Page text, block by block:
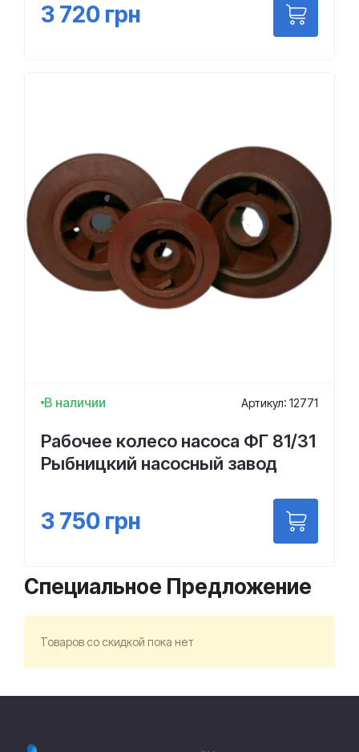
3 720 грн
В наличии Артикул: 12771
Рабочее колесо насоса ФГ 81/31
Рыбницкий насосный завод
3 750 грн
Специальное Предложение
Товаров со скидкой пока нет